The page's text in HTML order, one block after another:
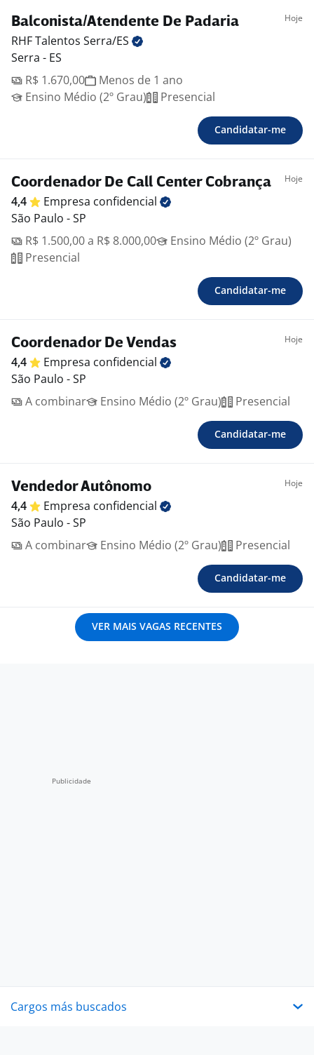
Balconista/Atendente De Padaria Hoje
RHF Talentos Serra/ES
Serra - ES
R$ 1.670,00
Menos de 1 ano
Ensino Médio (2º Grau)
Presencial
Candidatar-me
Coordenador De Call Center Cobrança Hoje
4,4 Empresa confidencial
São Paulo - SP
R$ 1.500,00 a R$ 8.000,00
Ensino Médio (2º Grau)
Presencial
Candidatar-me
Coordenador De Vendas Hoje
4,4 Empresa confidencial
São Paulo - SP
A combinar
Ensino Médio (2º Grau) Presencial
Candidatar-me
Vendedor Autônomo Hoje
4,4 Empresa confidencial
São Paulo - SP
A combinar
Ensino Médio (2º Grau) Presencial
Candidatar-me
VER MAIS VAGAS RECENTES
Cargos más buscados